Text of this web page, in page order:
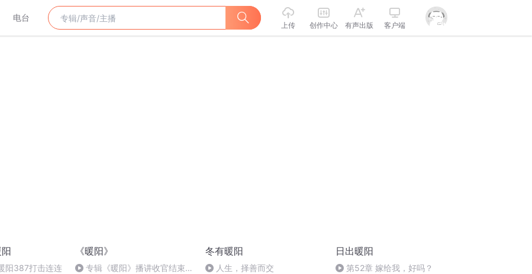
电台
上传 创作中心 有声出版 客户端
阳387打击连连
《暖阳》
专辑《暖阳》播讲收官结束
冬有暖阳
人生，择善而交
日出暖阳
第52章 嫁给我，好吗？